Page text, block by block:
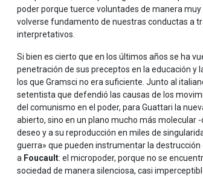
poder porque tuerce voluntades de manera
volverse fundamento de nuestras conductas a
interpretativos.
Si bien es cierto que en los últimos años se ha
penetración de sus preceptos en la educación y
los que Gramsci no era suficiente. Junto al
setentista que defendió las causas de los
del comunismo en el poder, para Guattari la
abierto, sino en un plano mucho más molecular -
deseo y a su reproducción en miles de
guerra» que pueden instrumentar la
a Foucault: el micropoder, porque no se
sociedad de manera silenciosa, casi